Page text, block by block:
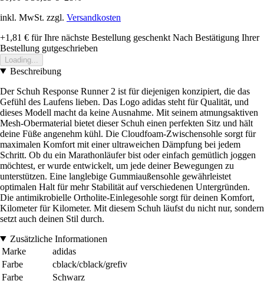
inkl. MwSt. zzgl. Versandkosten
+1,81 € für Ihre nächste Bestellung geschenkt Nach Bestätigung Ihrer
Bestellung gutgeschrieben
Loading...
Beschreibung
Der Schuh Response Runner 2 ist für diejenigen konzipiert, die das
Gefühl des Laufens lieben. Das Logo adidas steht für Qualität, und
dieses Modell macht da keine Ausnahme. Mit seinem atmungsaktiven
Mesh-Obermaterial bietet dieser Schuh einen perfekten Sitz und hält
deine Füße angenehm kühl. Die Cloudfoam-Zwischensohle sorgt für
maximalen Komfort mit einer ultraweichen Dämpfung bei jedem
Schritt. Ob du ein Marathonläufer bist oder einfach gemütlich joggen
möchtest, er wurde entwickelt, um jede deiner Bewegungen zu
unterstützen. Eine langlebige Gummiaußensohle gewährleistet
optimalen Halt für mehr Stabilität auf verschiedenen Untergründen.
Die antimikrobielle Ortholite-Einlegesohle sorgt für deinen Komfort,
Kilometer für Kilometer. Mit diesem Schuh läufst du nicht nur, sondern
setzt auch deinen Stil durch.
Zusätzliche Informationen
Marke
adidas
Farbe
cblack/cblack/grefiv
Farbe
Schwarz